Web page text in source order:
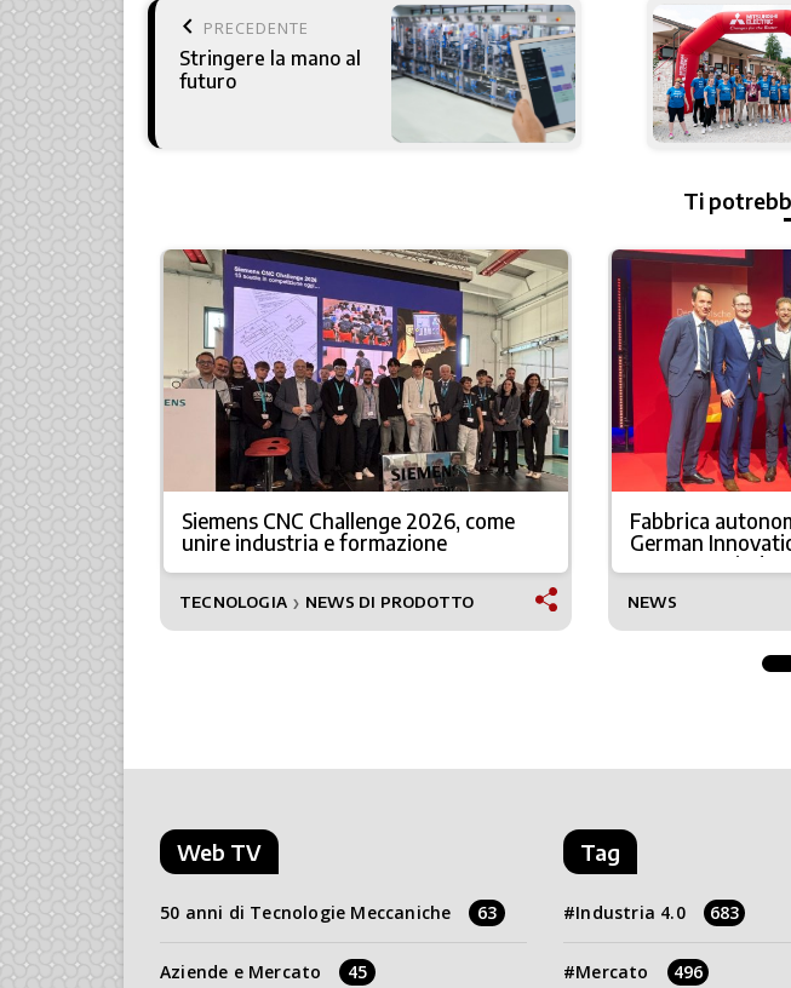
keyboard_arrow_left PRECEDENTE
Stringere la mano al
futuro
Ti
Siemens CNC Challenge 2026, come
unire industria e formazione
TECNOLOGIA ❯ NEWS DI PRODOTTO
Fabbrica
German
Metaverso
NEWS
Web TV
50 anni di Tecnologie Meccaniche 63
Aziende e Mercato 45
Tag
Industria 4.0 683
Mercato 496